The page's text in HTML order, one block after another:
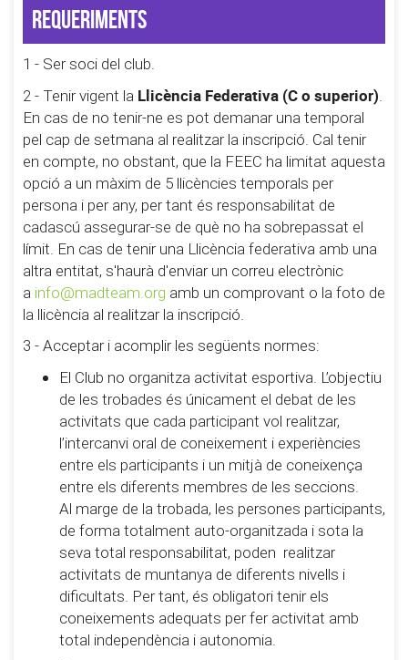
Requeriments
1 - Ser soci del club.
2 - Tenir vigent la Llicència Federativa (C o superior).
En cas de no tenir-ne es pot demanar una temporal
pel cap de setmana al realitzar la inscripció. Cal tenir
en compte, no obstant, que la FEEC ha limitat aquesta
opció a un màxim de 5 llicències temporals per
persona i per any, per tant és responsabilitat de
cadascú assegurar-se de què no ha sobrepassat el
límit. En cas de tenir una Llicència federativa amb una
altra entitat, s'haurà d'enviar un correu electrònic
a info@madteam.org amb un comprovant o la foto de
la llicència al realitzar la inscripció.
3 - Acceptar i acomplir les següents normes:
El Club no organitza activitat esportiva. L’objectiu
de les trobades és únicament el debat de les
activitats que cada participant vol realitzar,
l’intercanvi oral de coneixement i experiències
entre els participants i un mitjà de coneixença
entre els diferents membres de les seccions.
Al marge de la trobada, les persones participants,
de forma totalment auto-organitzada i sota la
seva total responsabilitat, poden realitzar
activitats de muntanya de diferents nivells i
dificultats. Per tant, és obligatori tenir els
coneixements adequats per fer activitat amb
total independència i autonomia.